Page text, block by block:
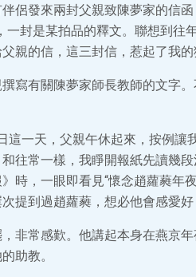
侶發來兩封父親致陳夢家的信
一封是某拍品的釋文。聯想到往
親的信，這三封信，惹起了我的
寫有關陳夢家師長教師的文字
這一天，父親午休起來，按例讓
往常一樣，我睜開報紙先讀幾
時，一眼即看見“懷念趙蘿蕤年
提到過趙蘿蕤，想必他會感愛好
非常感歎。他講起本身在燕京
助教。